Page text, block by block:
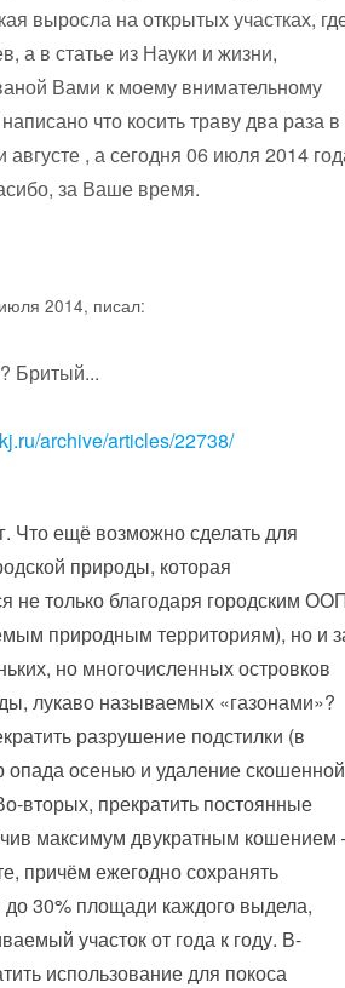
выросла на открытых участках,
а в статье из Науки и жизни,
Вами к моему внимательному
что косить траву два раза в
августе , а сегодня 06 июля 2014
за Ваше время.
2014, писал:
Бритый...
archive/articles/22738/
Что ещё возможно сделать для
природы, которая
не только благодаря городским
природным территориям), но и
но многочисленных островков
лукаво называемых «газонами»?
разрушение подстилки (в
опада осенью и удаление скошенной
вторых, прекратить постоянные
максимум двукратным
причём ежегодно сохранять
30% площади каждого выдела,
участок от года к году. В-
использование для покоса